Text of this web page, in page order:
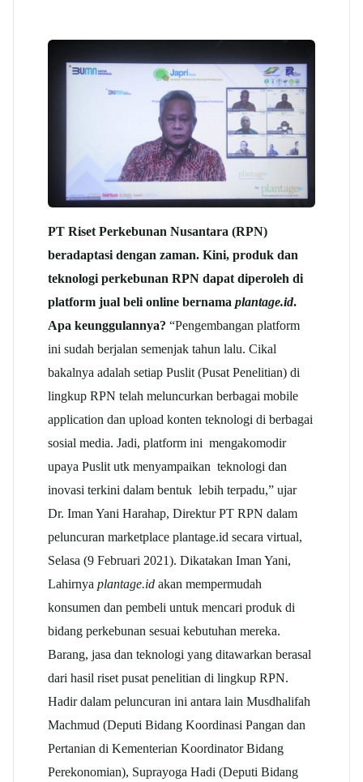
PT Riset Perkebunan Nusantara (RPN)
beradaptasi dengan zaman. Kini, produk dan
teknologi perkebunan RPN dapat diperoleh di
platform jual beli online bernama plantage.id.
Apa keunggulannya? “Pengembangan platform
ini sudah berjalan semenjak tahun lalu. Cikal
bakalnya adalah setiap Puslit (Pusat Penelitian) di
lingkup RPN telah meluncurkan berbagai mobile
application dan upload konten teknologi di berbagai
sosial media. Jadi, platform ini mengakomodir
upaya Puslit utk menyampaikan teknologi dan
inovasi terkini dalam bentuk lebih terpadu,” ujar
Dr. Iman Yani Harahap, Direktur PT RPN dalam
peluncuran marketplace plantage.id secara virtual,
Selasa (9 Februari 2021). Dikatakan Iman Yani,
Lahirnya plantage.id akan mempermudah
konsumen dan pembeli untuk mencari produk di
bidang perkebunan sesuai kebutuhan mereka.
Barang, jasa dan teknologi yang ditawarkan berasal
dari hasil riset pusat penelitian di lingkup RPN.
Hadir dalam peluncuran ini antara lain Musdhalifah
Machmud (Deputi Bidang Koordinasi Pangan dan
Pertanian di Kementerian Koordinator Bidang
Perekonomian), Suprayoga Hadi (Deputi Bidang